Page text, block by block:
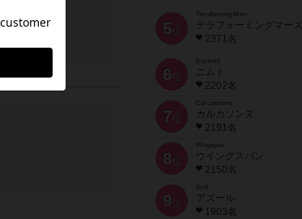
5 位
Terraforming Mars
テラフォーミングマーズ
2371名
6 位
ニムト
2202名
7 位
Carcassonne
カルカソンヌ
2191名
8 位
Wingspan
ウイングスパン
2150名
9 位
Azul
アズール
1903名